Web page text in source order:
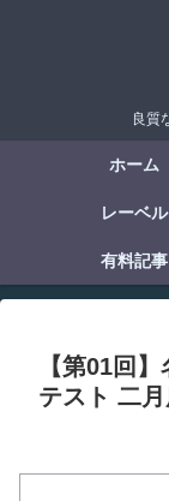
良質
ホーム
レーベル
有料記事
【第01回
テスト 二